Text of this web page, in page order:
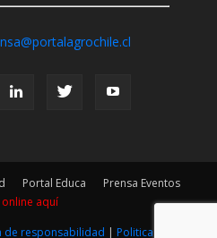
Portal Educa
Prensa Eventos
online aquí
de responsabilidad Politica Editorial